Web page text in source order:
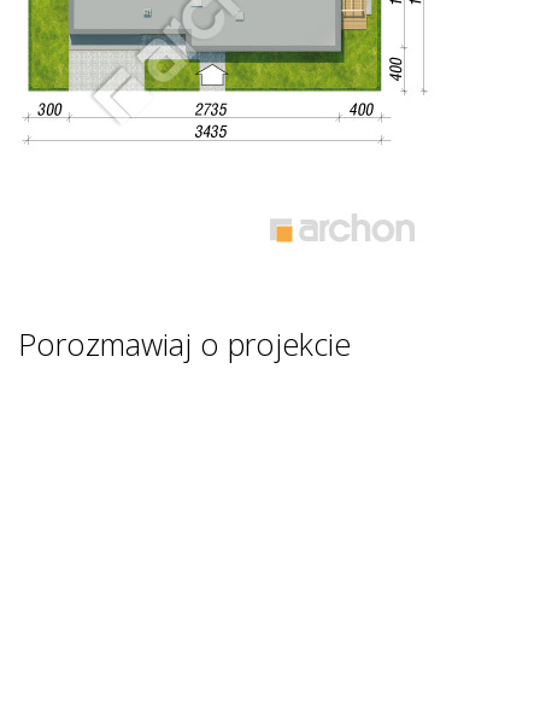
Porozmawiaj o projekcie